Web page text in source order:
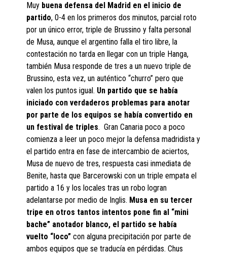
Muy buena defensa del Madrid en el inicio de
partido, 0-4 en los primeros dos minutos, parcial roto
por un único error, triple de Brussino y falta personal
de Musa, aunque el argentino falla el tiro libre, la
contestación no tarda en llegar con un triple Hanga,
también Musa responde de tres a un nuevo triple de
Brussino, esta vez, un auténtico “churro” pero que
valen los puntos igual. Un partido que se había
iniciado con verdaderos problemas para anotar
por parte de los equipos se había convertido en
un festival de triples. Gran Canaria poco a poco
comienza a leer un poco mejor la defensa madridista y
el partido entra en fase de intercambio de aciertos,
Musa de nuevo de tres, respuesta casi inmediata de
Benite, hasta que Barcerowski con un triple empata el
partido a 16 y los locales tras un robo logran
adelantarse por medio de Inglis. Musa en su tercer
tripe en otros tantos intentos pone fin al “mini
bache” anotador blanco, el partido se había
vuelto “loco” con alguna precipitación por parte de
ambos equipos que se traducía en pérdidas. Chus